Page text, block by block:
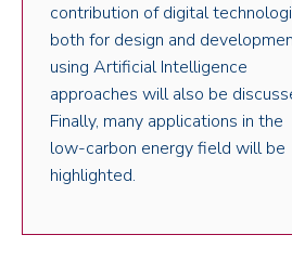
contribution of digital
both for design and
using Artificial Intelligence
approaches will also be
Finally, many applications in the
low-carbon energy field will be
highlighted.